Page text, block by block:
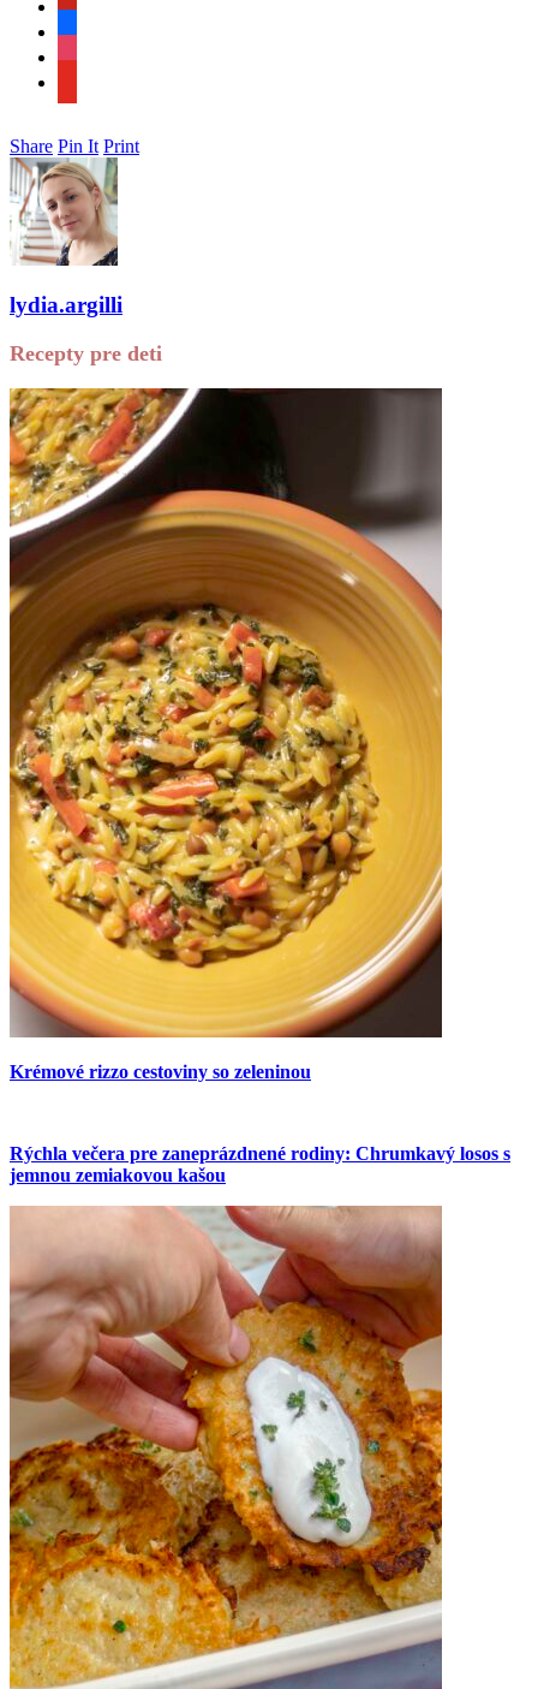
Share Pin It Print
lydia.argilli
Recepty pre deti
Krémové rizzo cestoviny so zeleninou
Rýchla večera pre zaneprázdnené rodiny: Chrumkavý losos s
jemnou zemiakovou kašou